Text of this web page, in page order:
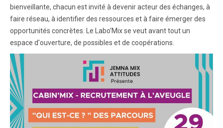
bienveillante, chacun est invité à devenir acteur des échanges, à
faire réseau, à identifier des ressources et à faire émerger des
opportunités concrètes. Le Labo'Mix se veut avant tout un
espace d'ouverture, de possibles et de coopérations.